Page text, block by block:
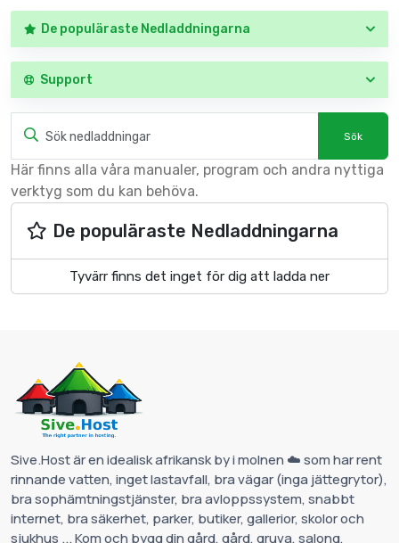
De populäraste Nedladdningarna
Support
Här finns alla våra manualer, program och andra nyttiga
verktyg som du kan behöva.
De populäraste Nedladdningarna
Tyvärr finns det inget för dig att ladda ner
Sive.Host är en idealisk afrikansk by i molnen ☁️ som har rent
rinnande vatten, inget lastavfall, bra vägar (inga jättegrytor),
bra sophämtningstjänster, bra avloppssystem, snabbt
internet, bra säkerhet, parker, butiker, gallerior, skolor och
sjukhus ... Kom och bygg din gård, gård, gruva, salong,